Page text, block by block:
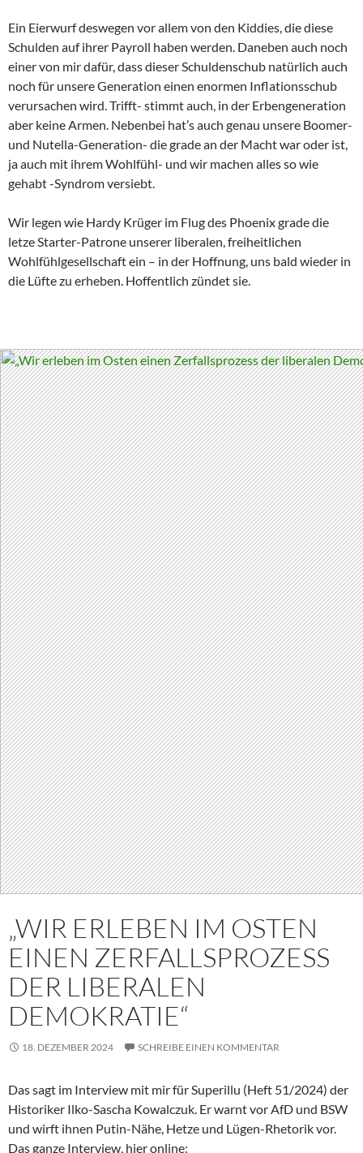
Ein Eierwurf deswegen vor allem von den Kiddies, die diese
Schulden auf ihrer Payroll haben werden. Daneben auch noch
einer von mir dafür, dass dieser Schuldenschub natürlich auch
noch für unsere Generation einen enormen Inflationsschub
verursachen wird. Trifft- stimmt auch, in der Erbengeneration
aber keine Armen. Nebenbei hat’s auch genau unsere Boomer-
und Nutella-Generation- die grade an der Macht war oder ist,
ja auch mit ihrem Wohlfühl- und wir machen alles so wie
gehabt -Syndrom versiebt.
Wir legen wie Hardy Krüger im Flug des Phoenix grade die
letze Starter-Patrone unserer liberalen, freiheitlichen
Wohlfühlgesellschaft ein – in der Hoffnung, uns bald wieder in
die Lüfte zu erheben. Hoffentlich zündet sie.
„WIR ERLEBEN IM OSTEN
EINEN ZERFALLSPROZESS
DER LIBERALEN
DEMOKRATIE“
18. DEZEMBER 2024 SCHREIBE EINEN KOMMENTAR
Das sagt im Interview mit mir für Superillu (Heft 51/2024) der
Historiker Ilko-Sascha Kowalczuk. Er warnt vor AfD und BSW
und wirft ihnen Putin-Nähe, Hetze und Lügen-Rhetorik vor.
Das ganze Interview, hier online: